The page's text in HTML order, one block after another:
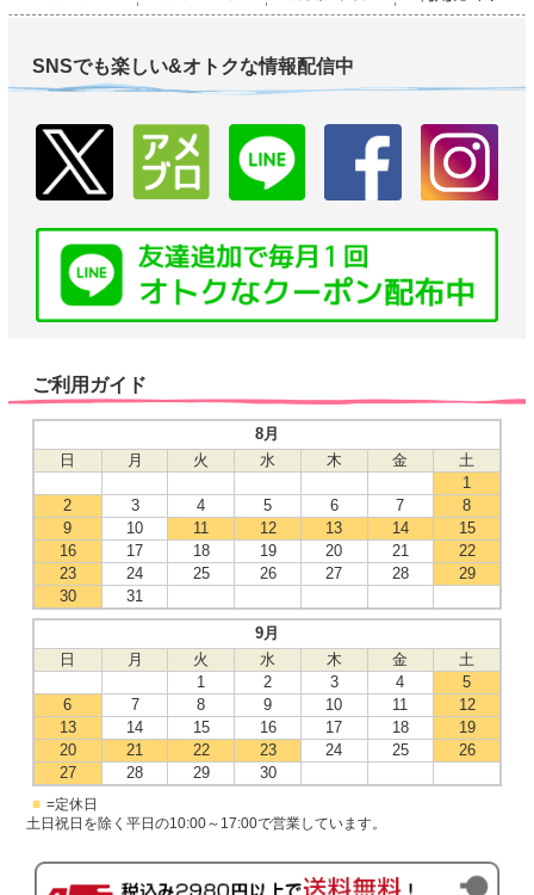
SNSでも楽しい&オトクな情報配信中
ご利用ガイド
8月
日
月 火 水 木 金
土
1
2
3 4 5 6 7
8
9
10 11 12 13 14
15
16
17 18 19 20 21
22
23
24 25 26 27 28
29
30
31
9月
日
月 火 水 木 金
土
1
2 3 4
5
6
7 8 9 10 11
12
13
14 15 16 17 18
19
20
21 22 23 24 25
26
27
28 29 30
■ =定休日
土日祝日を除く平日の10:00～17:00で営業しています。